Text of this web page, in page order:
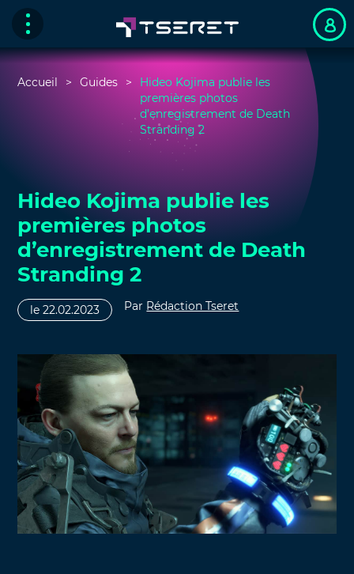
Accueil Guides
Hideo Kojima publie les
premières photos
d’enregistrement de Death
Stranding 2
Hideo Kojima publie les
premières photos
d’enregistrement de Death
Stranding 2
le 22.02.2023 Par Rédaction Tseret